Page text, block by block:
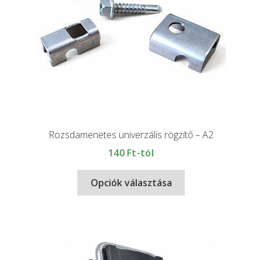
Rozsdamenetes univerzális rögzítő – A2
140 Ft-tól
Opciók választása